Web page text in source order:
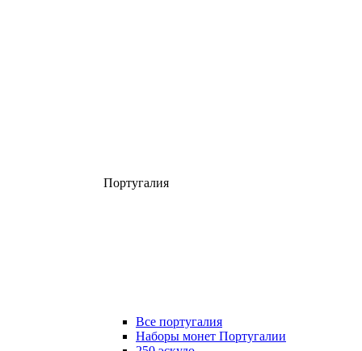
Португалия
Все португалия
Наборы монет Португалии